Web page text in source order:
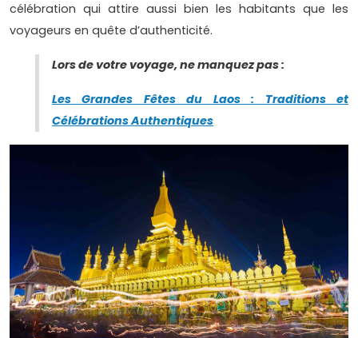
célébration qui attire aussi bien les habitants que les
voyageurs en quête d’authenticité.
Lors de votre voyage, ne manquez pas :
Les Grandes Fêtes du Laos : Traditions et
Célébrations Authentiques